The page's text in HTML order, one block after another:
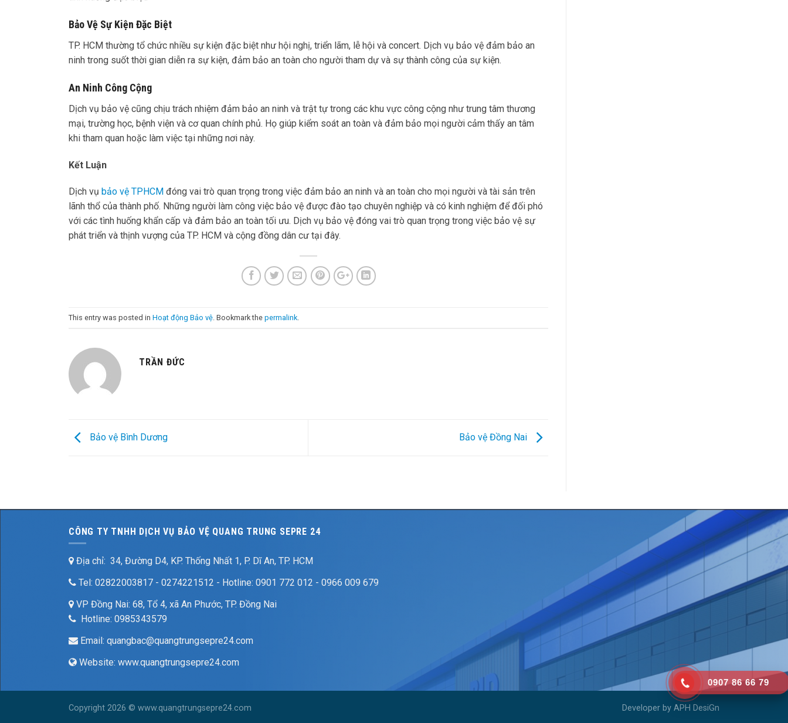
Bảo Vệ Sự Kiện Đặc Biệt
TP. HCM thường tổ chức nhiều sự kiện đặc biệt như hội nghị, triển lãm, lễ hội và concert. Dịch vụ bảo vệ đảm bảo an
ninh trong suốt thời gian diễn ra sự kiện, đảm bảo an toàn cho người tham dự và sự thành công của sự kiện.
An Ninh Công Cộng
Dịch vụ bảo vệ cũng chịu trách nhiệm đảm bảo an ninh và trật tự trong các khu vực công cộng như trung tâm thương
mại, trường học, bệnh viện và cơ quan chính phủ. Họ giúp kiểm soát an toàn và đảm bảo mọi người cảm thấy an tâm
khi tham quan hoặc làm việc tại những nơi này.
Kết Luận
Dịch vụ bảo vệ TPHCM đóng vai trò quan trọng trong việc đảm bảo an ninh và an toàn cho mọi người và tài sản trên
lãnh thổ của thành phố. Những người làm công việc bảo vệ được đào tạo chuyên nghiệp và có kinh nghiệm để đối phó
với các tình huống khẩn cấp và đảm bảo an toàn tối ưu. Dịch vụ bảo vệ đóng vai trò quan trọng trong việc bảo vệ sự
phát triển và thịnh vượng của TP. HCM và cộng đồng dân cư tại đây.
This entry was posted in Hoạt động Bảo vệ . Bookmark the permalink
TRẦN ĐỨC
Bảo vệ Bình Dương Bảo vệ Đồng Nai
CÔNG TY TNHH DỊCH VỤ BẢO VỆ QUANG TRUNG SEPRE 24
Địa chỉ: 34, Đường D4, KP. Thống Nhất 1, P. Dĩ An, TP. HCM
Tel: 02822003817 - 0274221512 - Hotline: 0901 772 012 - 0966 009 679
VP Đồng Nai: 68, Tổ 4, xã An Phước, TP. Đồng Nai
Hotline: 0985343579
Email: quangbac@quangtrungsepre24.com
Website: www.quangtrungsepre24.com
Developer by APH DesiGn
Copyright 2026 © www.quangtrungsepre24.com
0907 86 66 79